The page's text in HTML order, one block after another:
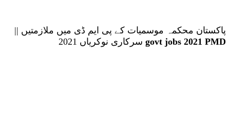
پاکستان محکمہ موسمیات کے پی ایم ڈی میں ملازمتیں ||
govt jobs 2021 PMD